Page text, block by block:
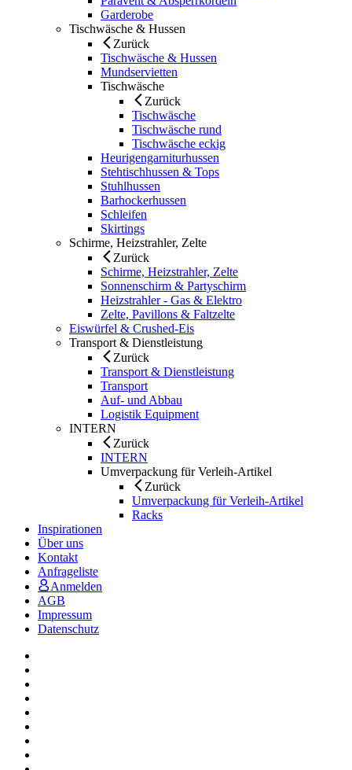
Garderobe
Tischwäsche & Hussen
Zurück
Tischwäsche & Hussen
Mundservietten
Tischwäsche
Zurück
Tischwäsche
Tischwäsche rund
Tischwäsche eckig
Heurigengarniturhussen
Stehtischhussen & Tops
Stuhlhussen
Barhockerhussen
Schleifen
Skirtings
Schirme, Heizstrahler, Zelte
Zurück
Schirme, Heizstrahler, Zelte
Sonnenschirm & Partyschirm
Heizstrahler - Gas & Elektro
Zelte, Pavillons & Faltzelte
Eiswürfel & Crushed-Eis
Transport & Dienstleistung
Zurück
Transport & Dienstleistung
Transport
Auf- und Abbau
Logistik Equipment
INTERN
Zurück
INTERN
Umverpackung für Verleih-Artikel
Zurück
Umverpackung für Verleih-Artikel
Racks
Inspirationen
Über uns
Kontakt
Anfrageliste
Anmelden
AGB
Impressum
Datenschutz